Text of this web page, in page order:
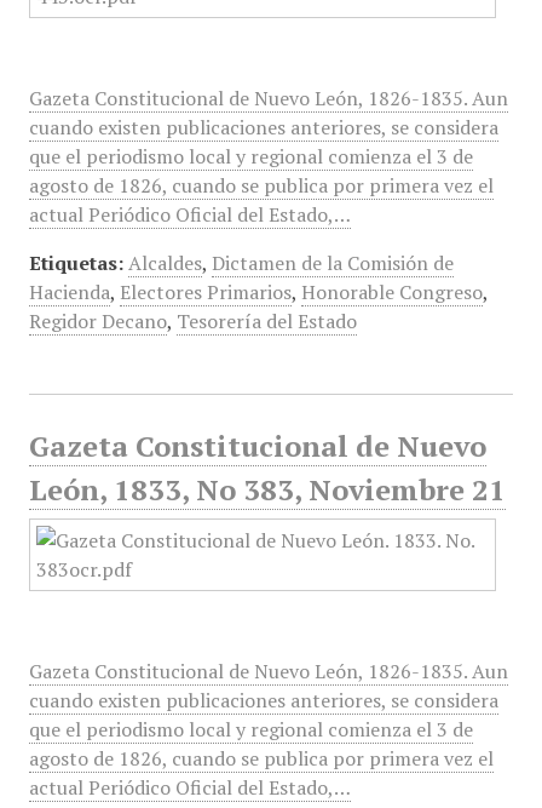
Gazeta Constitucional de Nuevo León, 1826-1835. Aun
cuando existen publicaciones anteriores, se considera
que el periodismo local y regional comienza el 3 de
agosto de 1826, cuando se publica por primera vez el
actual Periódico Oficial del Estado,…
Etiquetas: Alcaldes, Dictamen de la Comisión de
Hacienda, Electores Primarios, Honorable Congreso,
Regidor Decano, Tesorería del Estado
Gazeta Constitucional de Nuevo
León, 1833, No 383, Noviembre 21
Gazeta Constitucional de Nuevo León, 1826-1835. Aun
cuando existen publicaciones anteriores, se considera
que el periodismo local y regional comienza el 3 de
agosto de 1826, cuando se publica por primera vez el
actual Periódico Oficial del Estado,…